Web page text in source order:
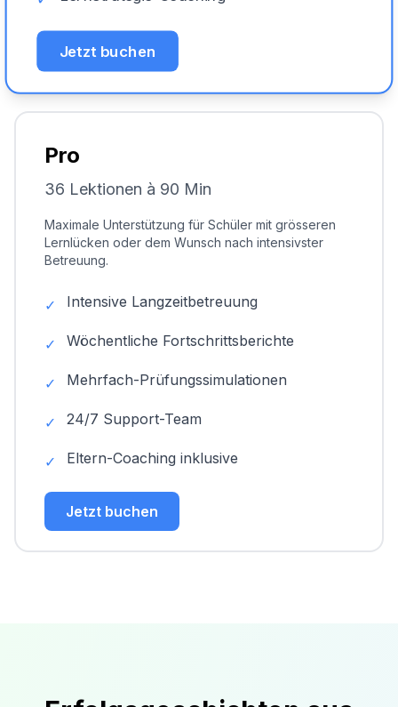
Jetzt buchen
Pro
36 Lektionen à 90 Min
Maximale Unterstützung für Schüler mit grösseren
Lernlücken oder dem Wunsch nach intensivster
Betreuung.
✓ Intensive Langzeitbetreuung
✓ Wöchentliche Fortschrittsberichte
✓ Mehrfach-Prüfungssimulationen
✓ 24/7 Support-Team
✓ Eltern-Coaching inklusive
Jetzt buchen